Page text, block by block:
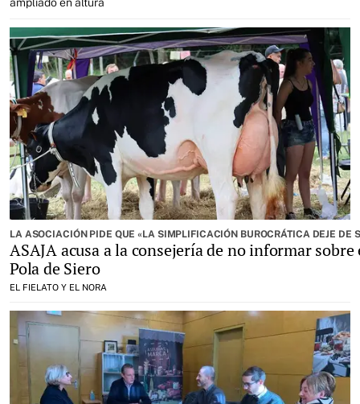
LA ASOCIACIÓN PIDE QUE «LA SIMPLIFICACIÓN BUROCRÁTICA DEJE
ASAJA acusa a la consejería de no informar
Pola de Siero
EL FIELATO Y EL NORA